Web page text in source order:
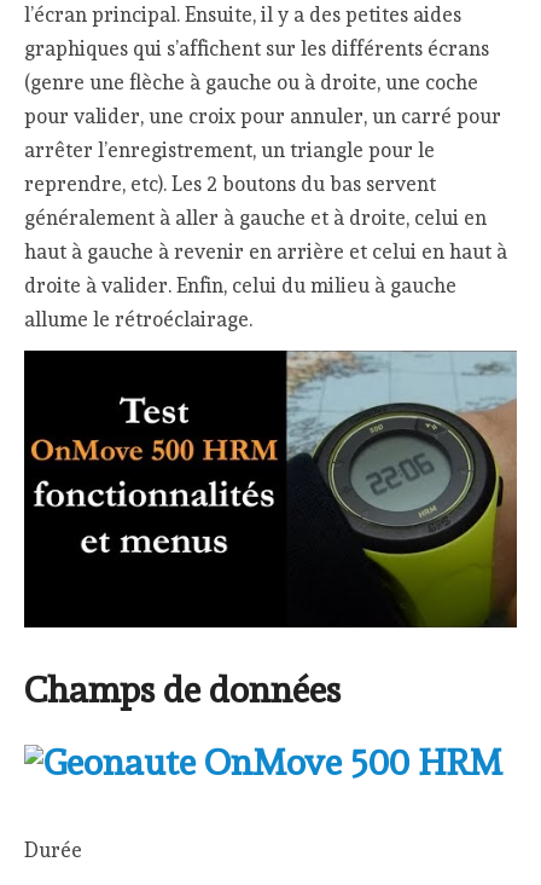
l’écran principal. Ensuite, il y a des petites aides
graphiques qui s’affichent sur les différents écrans
(genre une flèche à gauche ou à droite, une coche
pour valider, une croix pour annuler, un carré pour
arrêter l’enregistrement, un triangle pour le
reprendre, etc). Les 2 boutons du bas servent
généralement à aller à gauche et à droite, celui en
haut à gauche à revenir en arrière et celui en haut à
droite à valider. Enfin, celui du milieu à gauche
allume le rétroéclairage.
Champs de données
Durée